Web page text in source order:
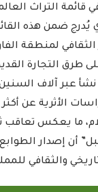
في قائمة التراث
ضمن هذه
الثقافي لمنطقة
طرق التجارة
عبر آلاف
ما يعكس
أن إصدار الطوابع
والثقافي